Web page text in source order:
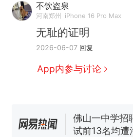
不饮盗泉
河南郑州 iPhone 16 Pro Max
无耻的证明
2026-06-07 回复
App内参与讨论
热
那个在床
因老师一句“跟
人生
新
搬家报价
交5060元才肯
眼了……
空调24小时开
佛山一中学招
试前13名均遭